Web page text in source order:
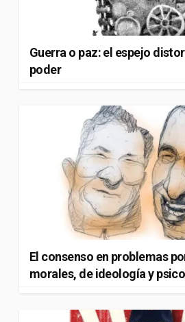
Guerra o paz: el espejo
poder
El consenso en problemas
morales, de ideología y